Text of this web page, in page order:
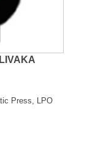
Press, LPO